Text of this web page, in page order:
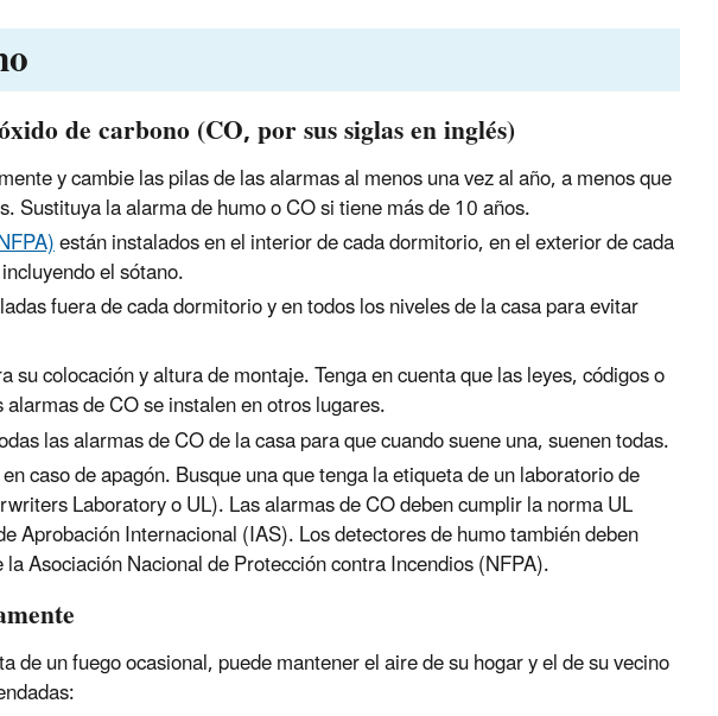
de carbono (CO, por sus siglas en inglés)
y cambie las pilas de las alarmas al menos una vez al año, a menos que
Sustituya la alarma de humo o CO si tiene más de 10 años.
están instalados en el interior de cada dormitorio, en el exterior de cada
el sótano.
fuera de cada dormitorio y en todos los niveles de la casa para evitar
colocación y altura de montaje. Tenga en cuenta que las leyes, códigos o
de CO se instalen en otros lugares.
las alarmas de CO de la casa para que cuando suene una, suenen todas.
caso de apagón. Busque una que tenga la etiqueta de un laboratorio de
Laboratory o UL). Las alarmas de CO deben cumplir la norma UL
Aprobación Internacional (IAS). Los detectores de humo también deben
Asociación Nacional de Protección contra Incendios (NFPA).
de un fuego ocasional, puede mantener el aire de su hogar y el de su vecino